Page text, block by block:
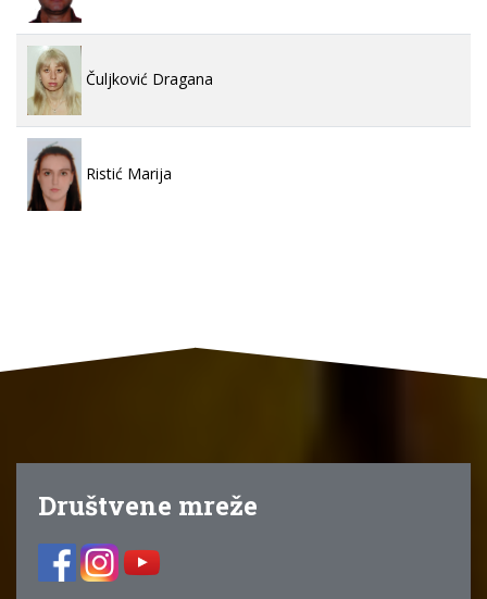
Čuljković Dragana
Ristić Marija
Društvene mreže